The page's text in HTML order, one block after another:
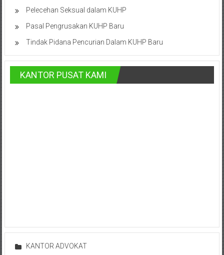
Aceh,
Medan,
Padang,
Jakarta
Pusat,
Bekasi,
Pengacara
Pelecehan Seksual dalam KUHP
Pasal Pengrusakan KUHP Baru
Tindak Pidana Pencurian Dalam KUHP Baru
KANTOR PUSAT KAMI
KANTOR ADVOKAT